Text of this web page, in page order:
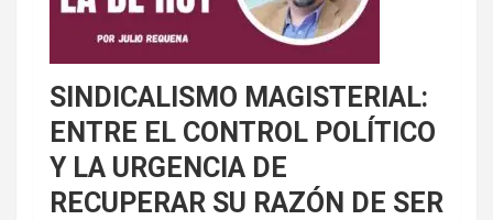
SINDICALISMO MAGISTERIAL:
ENTRE EL CONTROL POLÍTICO
Y LA URGENCIA DE
RECUPERAR SU RAZÓN DE SER